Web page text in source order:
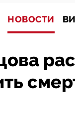
НОВОСТИ